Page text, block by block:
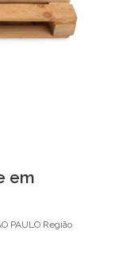
em
PAULO Região